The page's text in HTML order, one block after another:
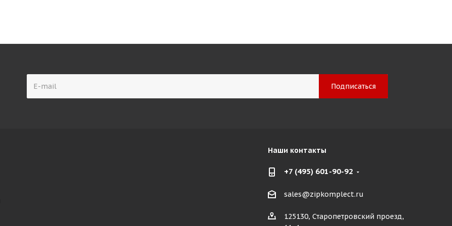
Наши контакты
+7 (495) 601-90-92
sales@zipkomplect.ru
125130, Старопетровский проезд,